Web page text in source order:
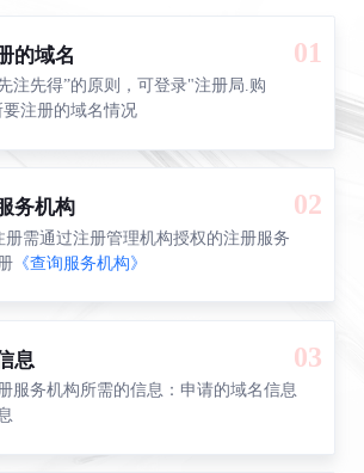
的域名
注先得”的原则，可登录"注册局.购
注册的域名情况
01
务机构
册需通过注册管理机构授权的注册服务
《查询服务机构》
02
息
服务机构所需的信息：申请的域名信息
03